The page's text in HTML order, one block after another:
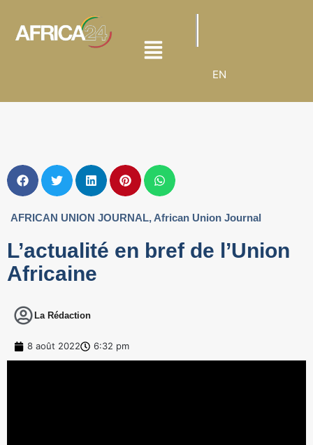
EN
AFRICAN UNION JOURNAL, African Union Journal
L’actualité en bref de l’Union
Africaine
La Rédaction
8 août 2022 6:32 pm